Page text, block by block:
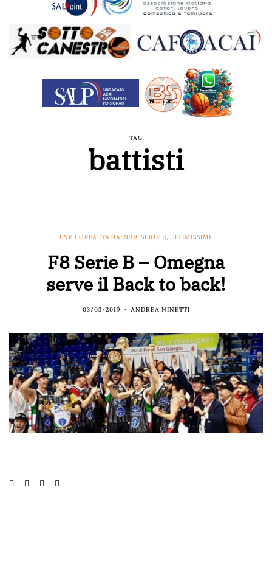
TAG
battisti
LNP COPPA ITALIA 2019, SERIE B, ULTIMISSIME
F8 Serie B – Omegna
serve il Back to back!
03/03/2019 ANDREA NINETTI